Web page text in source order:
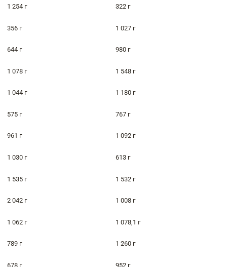
1 254 г 322 г
356 г 1 027 г
644 г 980 г
1 078 г 1 548 г
1 044 г 1 180 г
575 г 767 г
961 г 1 092 г
1 030 г 613 г
1 535 г 1 532 г
2 042 г 1 008 г
1 062 г 1 078,1 г
789 г 1 260 г
678 г 952 г